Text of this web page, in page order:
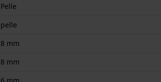
Pelle
pelle
8 mm
8 mm
6 mm